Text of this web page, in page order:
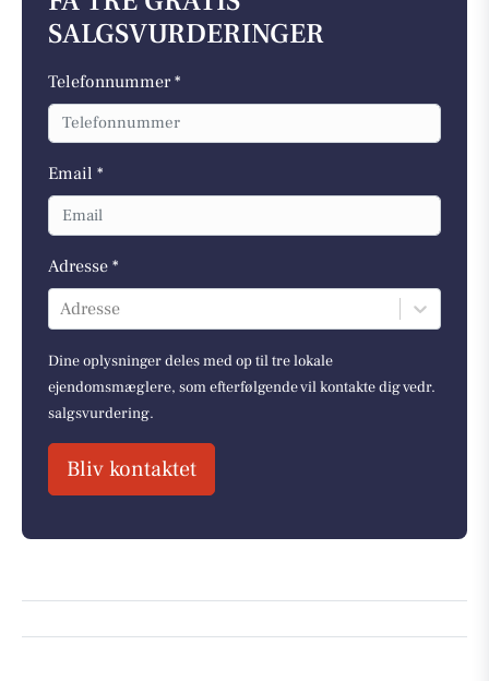
SALGSVURDERINGER
Telefonnummer *
Email *
Adresse *
Adresse
Dine oplysninger deles med op til tre lokale
ejendomsmæglere, som efterfølgende vil kontakte dig vedr.
salgsvurdering.
Bliv kontaktet